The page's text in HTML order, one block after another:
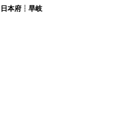
本府┆旱岐